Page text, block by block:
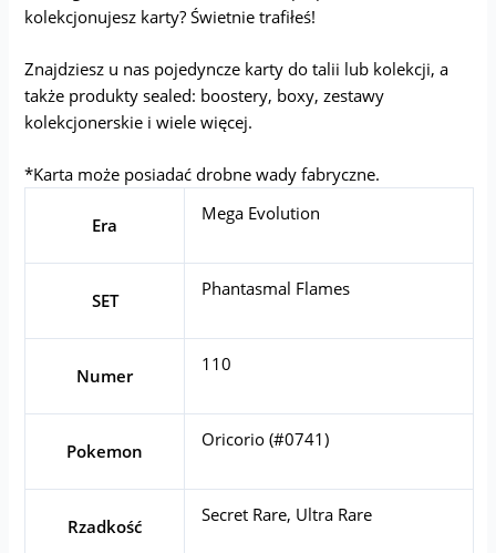
kolekcjonujesz karty? Świetnie trafiłeś!
Znajdziesz u nas pojedyncze karty do talii lub kolekcji, a
także produkty sealed: boostery, boxy, zestawy
kolekcjonerskie i wiele więcej.
*Karta może posiadać drobne wady fabryczne.
Era
Mega Evolution
SET
Phantasmal Flames
Numer
110
Pokemon
Oricorio (#0741)
Rzadkość
Secret Rare, Ultra Rare